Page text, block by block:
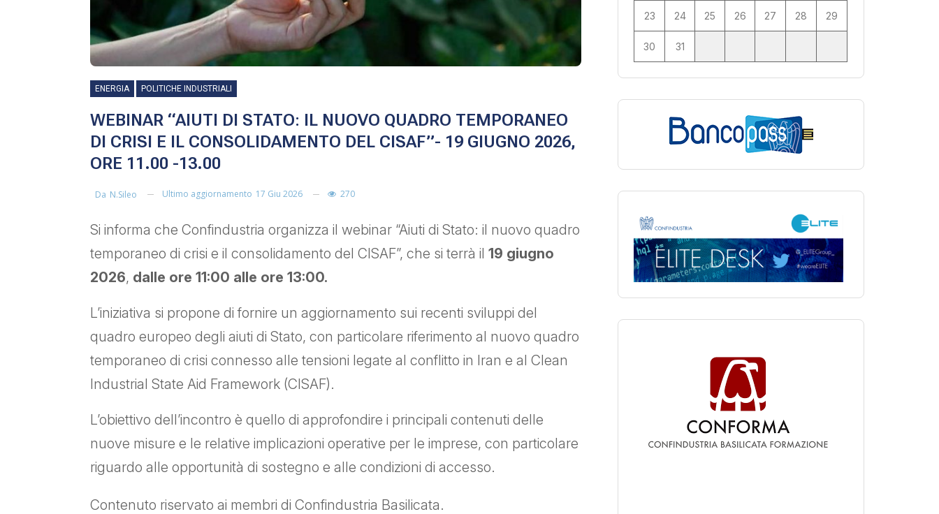
ENERGIA POLITICHE INDUSTRIALI
WEBINAR “AIUTI DI STATO: IL NUOVO QUADRO TEMPORANEO
DI CRISI E IL CONSOLIDAMENTO DEL CISAF”- 19 GIUGNO 2026,
ORE 11.00 -13.00
Da N.sileo Ultimo aggiornamento 17 Giu 2026 270
Si informa che Confindustria organizza il webinar “Aiuti di Stato: il nuovo quadro
temporaneo di crisi e il consolidamento del CISAF”, che si terrà il 19 giugno
2026, dalle ore 11:00 alle ore 13:00.
L’iniziativa si propone di fornire un aggiornamento sui recenti sviluppi del
quadro europeo degli aiuti di Stato, con particolare riferimento al nuovo quadro
temporaneo di crisi connesso alle tensioni legate al conflitto in Iran e al Clean
Industrial State Aid Framework (CISAF).
L’obiettivo dell’incontro è quello di approfondire i principali contenuti delle
nuove misure e le relative implicazioni operative per le imprese, con particolare
riguardo alle opportunità di sostegno e alle condizioni di accesso.
Contenuto riservato ai membri di Confindustria Basilicata.
23 24 25 26 27 28 29
30 31